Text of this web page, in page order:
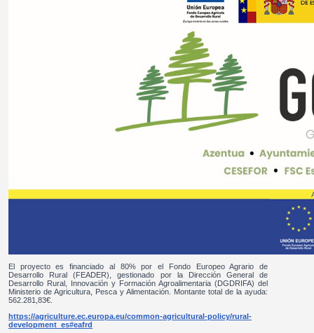
El proyecto es financiado al 80% por el Fondo Europeo Agrario de
Desarrollo Rural (FEADER), gestionado por la Dirección General de
Desarrollo Rural, Innovación y Formación Agroalimentaria (DGDRIFA) del
Ministerio de Agricultura, Pesca y Alimentación. Montante total de la ayuda:
562.281,83€.
https://agriculture.ec.europa.eu/common-agricultural-policy/rural-
development_es#eafrd